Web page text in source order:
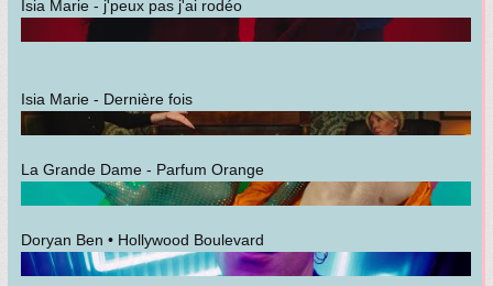
Isia Marie - j'peux pas j'ai rodéo
Isia Marie - Dernière fois
La Grande Dame - Parfum Orange
Doryan Ben • Hollywood Boulevard